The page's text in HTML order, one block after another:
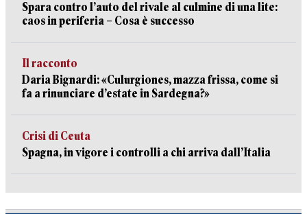
Spara contro l’auto del rivale al culmine di una lite:
caos in periferia – Cosa è successo
Il racconto
Daria Bignardi: «Culurgiones, mazza frissa, come si
fa a rinunciare d’estate in Sardegna?»
Crisi di Ceuta
Spagna, in vigore i controlli a chi arriva dall’Italia